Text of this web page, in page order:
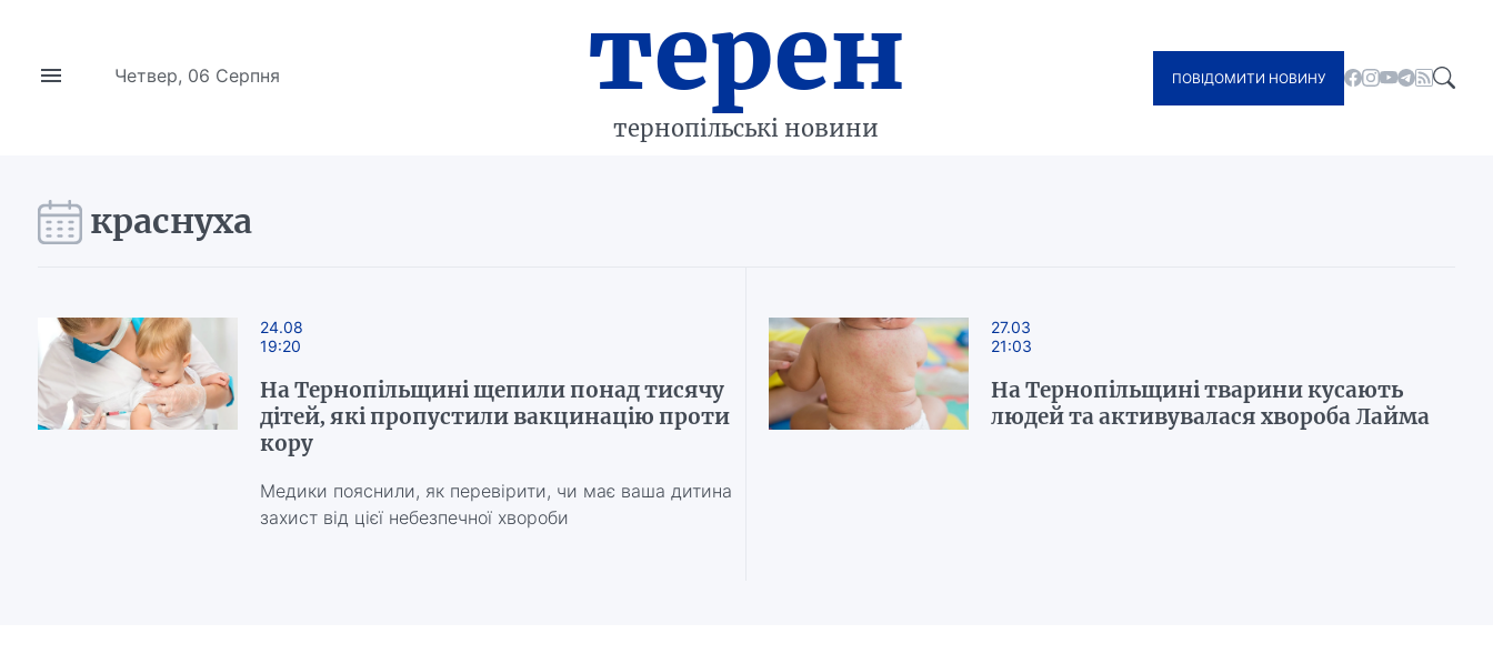
Четвер, 06 Серпня терен
тернопільські новини
ПОВІДОМИТИ НОВИНУ
краснуха
24.08
19:20
На Тернопільщині щепили понад тисячу
дітей, які пропустили вакцинацію проти
кору
Медики пояснили, як перевірити, чи має ваша дитина
захист від цієї небезпечної хвороби
27.03
21:03
На Тернопільщині тварини кусають
людей та активувалася хвороба Лайма